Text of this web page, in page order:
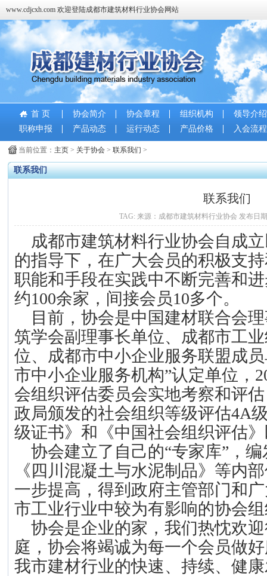
www.cdjcxh.com 欢迎登陆成都市建筑材料行业协会网站
首 页 协会简介 协会章程 组织机构
领导介绍
职称申报
产品动态 运行动态 产品价格 入会流程
当前位置： 主页 > 关于协会 > 联系我们 >
联系我们
联系我们
TAG: 来源：成都市建筑材料行业协会 发布日期
成都市建筑材料行业协会自成
的指导下，在广大会员的积极支
职能和手段在实践中不断完善和
约100余家，间接会员10多个。
目前，协会是中国建材联合会
筑学会副理事长单位、成都市工
位、成都市中小企业服务联盟成
市中小企业服务机构”认定单位，
会组织评估委员会实地考察和评
政局颁发的社会组织等级评估4A
级证书》和《中国社会组织评估
协会建立了自己的“专家库”，
《四川混凝土与水泥制品》等内
一步提高，得到政府主管部门和
市工业行业中较为有影响的协会
协会是企业的家，我们热忱欢
庭，协会将竭诚为每一个会员做
我市建材行业的快速、持续、健